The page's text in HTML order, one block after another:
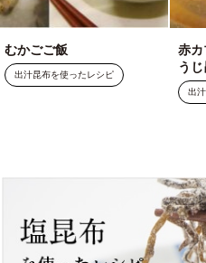
むかごご飯
出汁昆布を使ったレシピ
赤カ
う
出